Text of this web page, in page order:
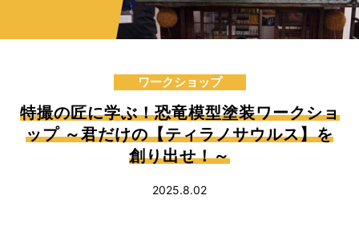
ワークショップ
特撮の匠に学ぶ！恐竜模型塗装ワークショ
ップ ～君だけの【ティラノサウルス】を
創り出せ！～
2025.8.02